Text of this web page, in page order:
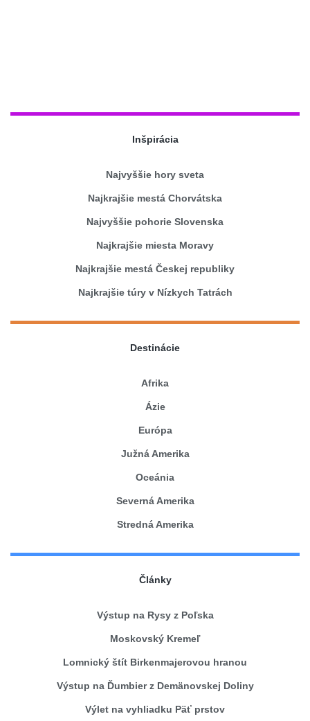
Inšpirácia
Najvyššie hory sveta
Najkrajšie mestá Chorvátska
Najvyššie pohorie Slovenska
Najkrajšie miesta Moravy
Najkrajšie mestá Českej republiky
Najkrajšie túry v Nízkych Tatrách
Destinácie
Afrika
Ázie
Európa
Južná Amerika
Oceánia
Severná Amerika
Stredná Amerika
Články
Výstup na Rysy z Poľska
Moskovský Kremeľ
Lomnický štít Birkenmajerovou hranou
Výstup na Ďumbier z Demänovskej Doliny
Výlet na vyhliadku Päť prstov